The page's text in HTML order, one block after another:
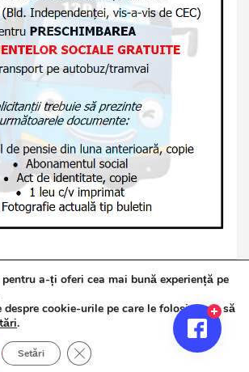
© 2026Jurnalul de Brăila
Theme Horse
Powered by:WordPress
a-ți oferi cea mai bună experiență pe
cookie-urile pe care le folosim sau să
.
Setări Close GDPR Cookie Banner